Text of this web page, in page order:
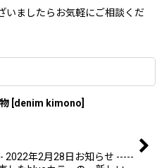
いましたらお気軽にご相談くだ
denim kimono
年2月28日お知らせ -----